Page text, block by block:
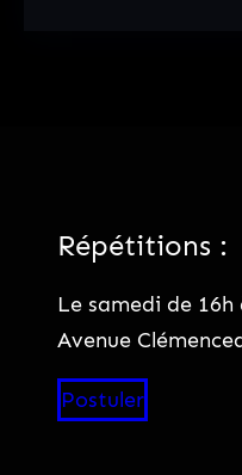
Répétitions :
Le samedi de 16h
Avenue
Postuler